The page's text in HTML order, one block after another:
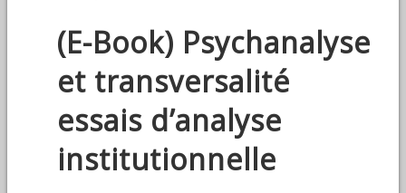
(E-Book) Psychanalyse
et transversalité
essais d’analyse
institutionnelle